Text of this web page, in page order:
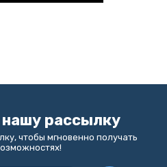
рассылку
чтобы мгновенно получать